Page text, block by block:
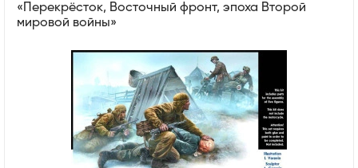
«Перекрёсток, Восточный фронт, эпоха Второй
мировой войны»